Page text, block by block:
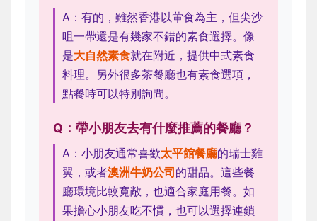
A：有的，雖然香港以葷食為主，但尖沙
咀一帶還是有幾家不錯的素食選擇。像
是大自然素食就在附近，提供中式素食
料理。另外很多茶餐廳也有素食選項，
點餐時可以特別詢問。
Q：帶小朋友去有什麼推薦的餐廳？
A：小朋友通常喜歡太平館餐廳的瑞士雞
翼，或者澳洲牛奶公司的甜品。這些餐
廳環境比較寬敞，也適合家庭用餐。如
果擔心小朋友吃不慣，也可以選擇連鎖